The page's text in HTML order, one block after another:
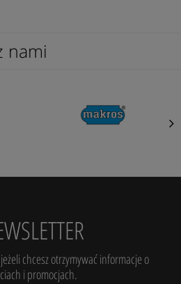
nami
chcesz otrzymywać informacje o
i promocjach.